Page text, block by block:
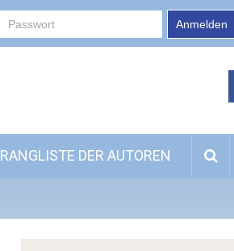
Anmelden
RANGLISTE DER AUTOREN